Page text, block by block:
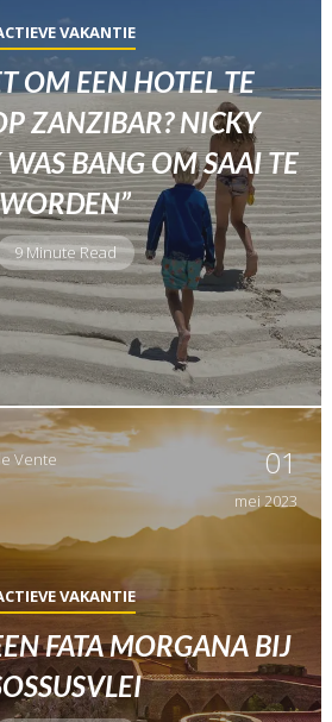
VAKANTIE
OM EEN HOTEL TE
ZANZIBAR? NICKY
WAS BANG OM SAAI TE
WORDEN”
9 Minute Read
Vente 01
mei 2023
VAKANTIE
FATA MORGANA BIJ